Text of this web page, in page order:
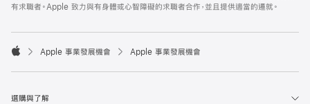
有求職者。Apple 致力與有身體或心智障礙的求職者合作，並且提供適當的遷就。

Apple 事業發展機會 Apple 事業發展機會
選購與了解